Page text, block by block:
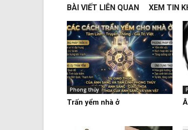
BÀI VIẾT LIÊN QUAN XEM TIN
Phong thủy
Trấn yểm nhà ở